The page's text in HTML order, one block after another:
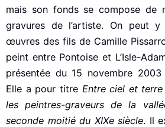
mais son fonds se compose de
gravures de l’artiste. On peut
œuvres des fils de Camille
peint entre Pontoise et L’Isle-
présentée du 15 novembre
Elle a pour titre Entre ciel et
les peintres-graveurs de la
seconde moitié du XIXe siècle. Il